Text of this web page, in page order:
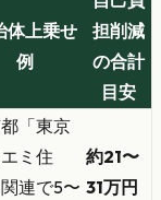
体上乗せ
例
担削減
の合計
目安
「東京
ミ住
連で5〜
約21〜
31万円